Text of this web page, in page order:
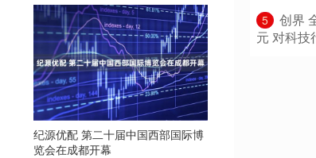
纪源优配 第二十届中国西部国际博
览会在成都开幕
5
创界
元 对科技